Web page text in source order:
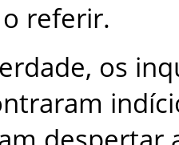
o referir.
, os